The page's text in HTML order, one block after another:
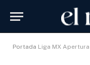
Portada Liga MX Apertura